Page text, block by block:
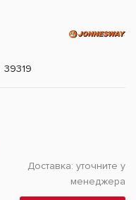
39319
Доставка: уточните у
менеджера